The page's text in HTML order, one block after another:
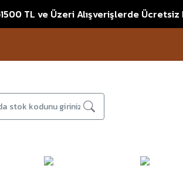
1500 TL ve Üzeri Alışverişlerde Ücretsiz